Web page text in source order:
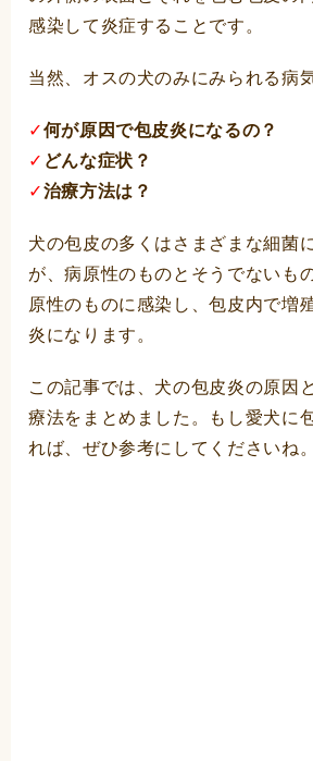
感染して炎症することです。
当然、オスの犬のみにみられる病
✓何が原因で包皮炎になるの？
✓ どんな症状？
✓治療方法は？
犬の包皮の多くはさまざまな細菌
が、病原性のものとそうでないも
原性のものに感染し、包皮内で増
炎になります。
この記事では、犬の包皮炎の原因
療法をまとめました。もし愛犬に
れば、ぜひ参考にしてくださいね。